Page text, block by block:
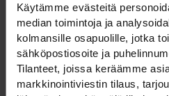
Käytämme evästeitä
median toimintoja ja
kolmansille osapuolille, jotka
sähköpostiosoite ja
Tilanteet, joissa keräämme
markkinointiviestin tilaus,
OTA YHTEYTTÄ
010 219 0700
myynti@elpac.fi